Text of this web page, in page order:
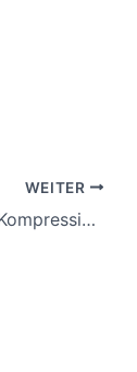
WEITER
Ein Reiseexperte verrät, wie Kompressionswürfel dein Handgepäck perfekt organisieren